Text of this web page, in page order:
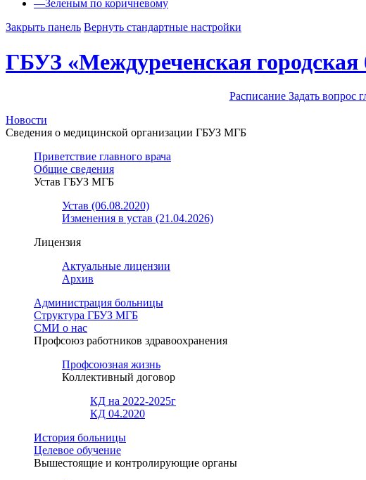
—Зеленым по коричневому
Закрыть панель Вернуть стандартные настройки
ГБУЗ «Междуреченская городская
Расписание Задать вопрос
Новости
Сведения о медицинской организации ГБУЗ МГБ
Приветствие главного врача
Общие сведения
Устав ГБУЗ МГБ
Устав (06.08.2020)
Изменения в устав (21.04.2026)
Лицензия
Актуальные лицензии
Архив
Администрация больницы
Структура ГБУЗ МГБ
СМИ о нас
Профсоюз работников здравоохранения
Профсоюзная жизнь
Коллективный договор
КД на 2022-2025г
КД 04.2020
История больницы
Целевое обучение
Вышестоящие и контролирующие органы